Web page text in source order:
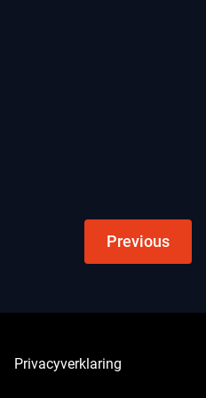
Previous
Privacyverklaring